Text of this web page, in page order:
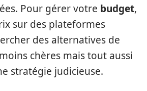
Pour gérer votre budget,
sur des plateformes
des alternatives de
chères mais tout aussi
stratégie judicieuse.